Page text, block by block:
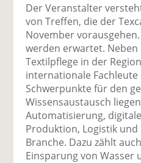
Der Veranstalter
von Treffen, die der
November
werden erwartet.
Textilpflege in der
internationale
Schwerpunkte für den
Wissensaustausch
Automatisierung,
Produktion, Logistik
Branche. Dazu zählt
Einsparung von Wasser